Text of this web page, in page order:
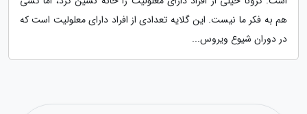
هم به فکر ما نیست. این گلایه تعدادی از افراد دارای معلولیت است که
در دوران شیوع ویروس...